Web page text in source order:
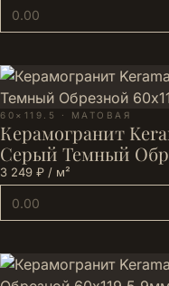
60×119.5 · МАТОВАЯ
Керамогранит
Серый Темный
3 249 ₽ / м²